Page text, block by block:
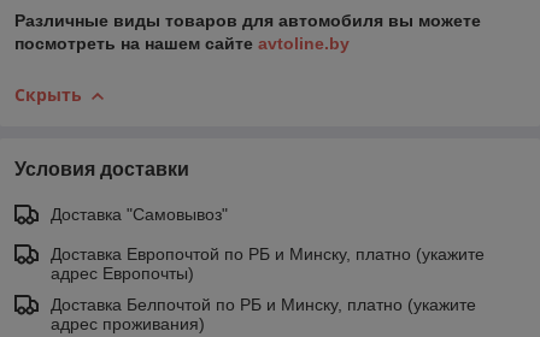
Различные виды товаров для автомобиля вы можете
посмотреть на нашем сайте avtoline.by
Скрыть
Условия доставки
Доставка "Самовывоз"
Доставка Европочтой по РБ и Минску, платно (укажите
адрес Европочты)
Доставка Белпочтой по РБ и Минску, платно (укажите
адрес проживания)